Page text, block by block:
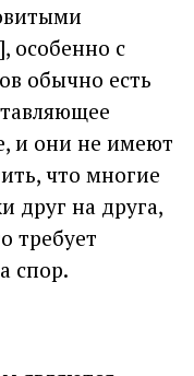
особенно с
обычно есть
и они не имеют
что многие
друг на друга,
требует
спор.